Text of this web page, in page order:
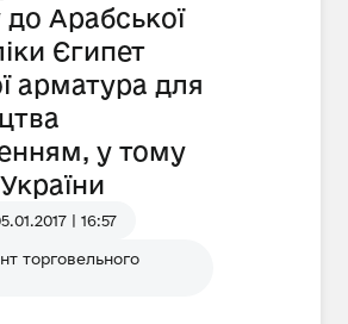
до Арабської
Єгипет
арматура для
у тому
| 16:57
торговельного